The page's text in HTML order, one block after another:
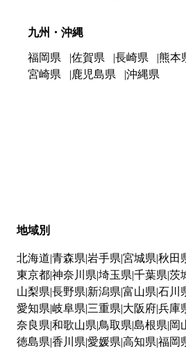
九州・沖縄
福岡県 佐賀県 長崎県 熊本
宮崎県
鹿児島県 沖縄県
地域別
北海道 青森県 岩手県 宮城県 秋田
東京都神奈川県 埼玉県 千葉県 茨
山梨県 長野県 新潟県 富山県 石川
愛知県 岐阜県 三重県 大阪府兵庫
奈良県 和歌山県 鳥取県 島根県 岡
徳島県 香川県 愛媛県 高知県 福岡